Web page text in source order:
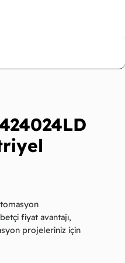
fiyat avantajı,
projeleriniz için